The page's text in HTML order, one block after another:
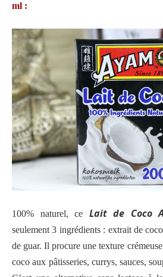
ml :
100% naturel, ce Lait de Coco
seulement 3 ingrédients : extrait de
de guar. Il procure une texture
coco aux pâtisseries, currys, sauces,